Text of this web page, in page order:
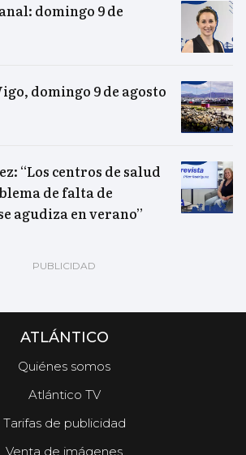
domingo 9 de
domingo 9 de agosto
“Los centros de salud
de falta de
agudiza en verano”
ATLÁNTICO
Quiénes somos
Atlántico TV
Tarifas de publicidad
Venta de imágenes